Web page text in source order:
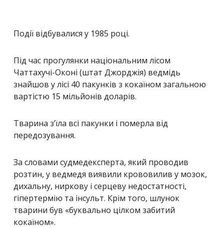
Події відбувалися у 1985 році.
Під час прогулянки національним лісом
Чаттахучі-Оконі (штат Джорджія) ведмідь
знайшов у лісі 40 пакунків з кокаїном загальною
вартістю 15 мільйонів доларів.
Тварина з’їла всі пакунки і померла від
передозування.
За словами судмедексперта, який проводив
розтин, у ведмедя виявили крововилив у мозок,
дихальну, ниркову і серцеву недостатності,
гіпертермію та інсульт. Крім того, шлунок
тварини був «буквально цілком забитий
кокаїном».